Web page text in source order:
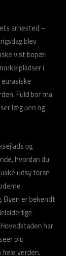
arnested –
blev
vist bopæl
i
Fuld bor ma
læg øen og
og
hvordan du
udsy foran
Byen er bekendt
har
plu
verden.